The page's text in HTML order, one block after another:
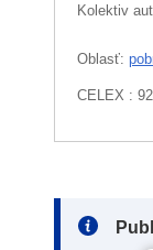
Kolektiv
Oblasť:
CELEX :